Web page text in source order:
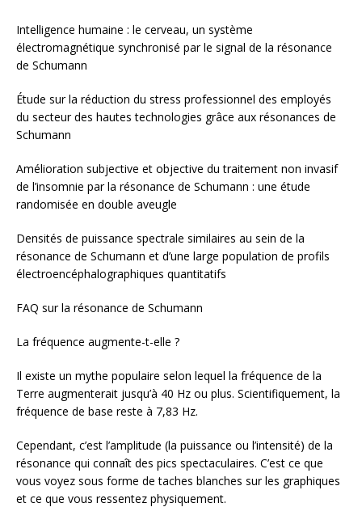
Intelligence humaine : le cerveau, un système
électromagnétique synchronisé par le signal de la résonance
de Schumann
Étude sur la réduction du stress professionnel des employés
du secteur des hautes technologies grâce aux résonances de
Schumann
Amélioration subjective et objective du traitement non invasif
de l’insomnie par la résonance de Schumann : une étude
randomisée en double aveugle
Densités de puissance spectrale similaires au sein de la
résonance de Schumann et d’une large population de profils
électroencéphalographiques quantitatifs
FAQ sur la résonance de Schumann
La fréquence augmente-t-elle ?
Il existe un mythe populaire selon lequel la fréquence de la
Terre augmenterait jusqu’à 40 Hz ou plus. Scientifiquement, la
fréquence de base reste à 7,83 Hz.
Cependant, c’est l’amplitude (la puissance ou l’intensité) de la
résonance qui connaît des pics spectaculaires. C’est ce que
vous voyez sous forme de taches blanches sur les graphiques
et ce que vous ressentez physiquement.